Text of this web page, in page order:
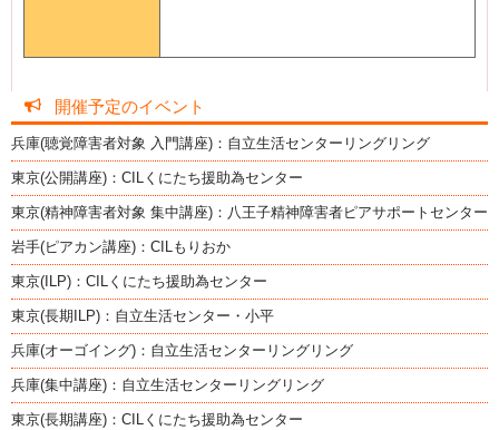
開催予定のイベント
兵庫(聴覚障害者対象 入門講座)：自立生活センターリングリング
東京(公開講座)：CILくにたち援助為センター
東京(精神障害者対象 集中講座)：八王子精神障害者ピアサポートセンター
岩手(ピアカン講座)：CILもりおか
東京(ILP)：CILくにたち援助為センター
東京(長期ILP)：自立生活センター・小平
兵庫(オーゴイング)：自立生活センターリングリング
兵庫(集中講座)：自立生活センターリングリング
東京(長期講座)：CILくにたち援助為センター